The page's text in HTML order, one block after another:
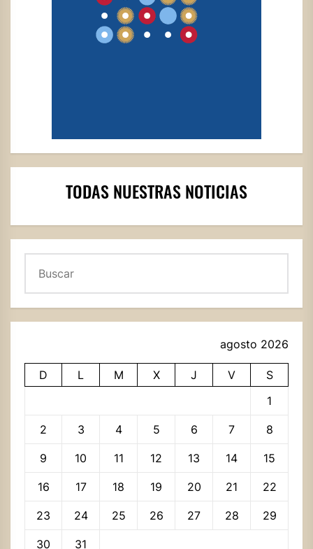
TODAS NUESTRAS NOTICIAS
agosto 2026
D L M X J V
S
1
2 3 4 5 6 7 8
9 10 11 12 13 14 15
16 17 18 19 20 21 22
23 24 25 26 27 28 29
30 31